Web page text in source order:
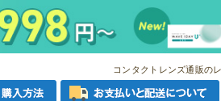
コンタクトレンズ通販の